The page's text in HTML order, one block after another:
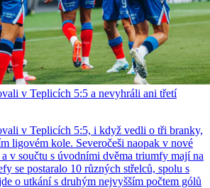
v Teplicích 5:5 a nevyhráli ani třetí
v Teplicích 5:5, i když vedli o tři branky,
ligovém kole. Severočeši naopak v nové
a v součtu s úvodními dvěma triumfy mají na
se postaralo 10 různých střelců, spolu s
o utkání s druhým nejvyšším počtem gólů